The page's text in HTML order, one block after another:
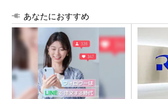
あなたにおすすめ